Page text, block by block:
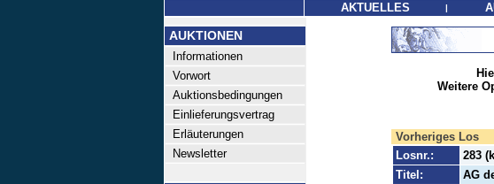
AKTUELLES |
AUKTIONEN
Informationen
Vorwort
Auktionsbedingungen
Einlieferungsvertrag
Erläuterungen
Newsletter
Weitere
Vorheriges Los
Losnr.:
283
Titel:
AG